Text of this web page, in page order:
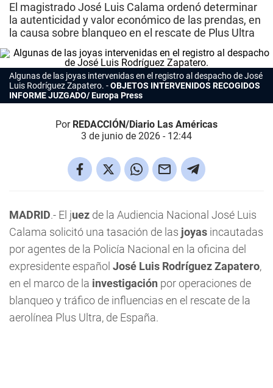
El magistrado José Luis Calama ordenó determinar
la autenticidad y valor económico de las prendas, en
la causa sobre blanqueo en el rescate de Plus Ultra
Algunas de las joyas intervenidas en el registro al despacho de José
Luis Rodríguez Zapatero.
OBJETOS INTERVENIDOS RECOGIDOS
INFORME JUZGADO/ Europa Press
Por REDACCIÓN/Diario Las Américas
3 de junio de 2026 - 12:44
MADRID.- El juez de la Audiencia Nacional José Luis
Calama solicitó una tasación de las joyas incautadas
por agentes de la Policía Nacional en la oficina del
expresidente español José Luis Rodríguez Zapatero,
en el marco de la investigación por operaciones de
blanqueo y tráfico de influencias en el rescate de la
aerolínea Plus Ultra, de España.